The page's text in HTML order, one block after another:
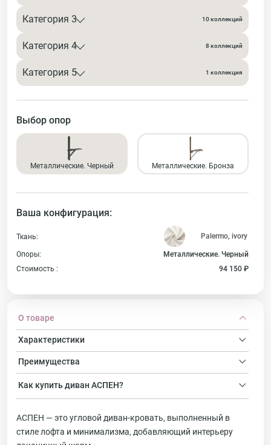
О товаре
Характеристики
Преимущества
Как купитьдиванАСПЕН?
АСПЕН — это угловой диван-кровать, выполненный в
стиле лофта и минимализма, добавляющий интерьеру
Категория 3 10 коллекций
Категория 4 8 коллекций
Категория 5 1 коллекция
Выбор опор
Металлические. Черный Металлические. Бронза
Ваша конфигурация:
Ткань:
Опоры:
Металлические. Черный
Стоимость :
94 150 ₽